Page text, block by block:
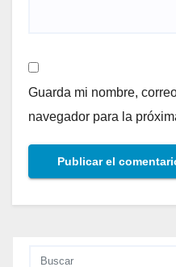
Guarda mi nombre,
navegador para la